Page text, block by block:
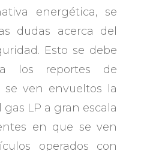
energética, se
dudas acerca del
Esto se debe
a los reportes de
se ven envueltos la
LP a gran escala
en que se ven
operados con